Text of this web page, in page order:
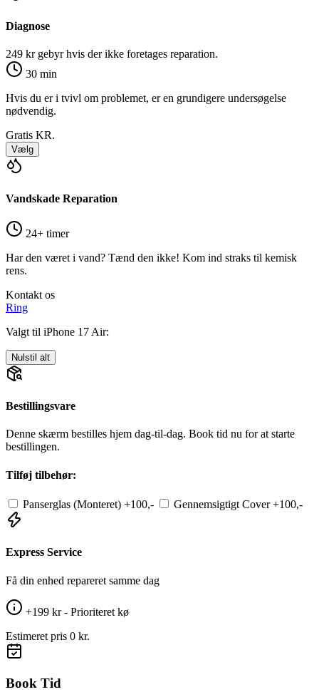
Diagnose
249 kr gebyr hvis der ikke foretages reparation.
30 min
Hvis du er i tvivl om problemet, er en grundigere undersøgelse
nødvendig.
Gratis KR.
Vælg
Vandskade Reparation
24+ timer
Har den været i vand? Tænd den ikke! Kom ind straks til kemisk
rens.
Kontakt os
Ring
Valgt til iPhone 17 Air:
Nulstil alt
Bestillingsvare
Denne skærm bestilles hjem dag-til-dag. Book tid nu for at starte
bestillingen.
Tilføj tilbehør:
Panserglas (Monteret) +100,- Gennemsigtigt Cover +100,-
Express Service
Få din enhed repareret samme dag
+199 kr - Prioriteret kø
Estimeret pris 0 kr.
Book Tid